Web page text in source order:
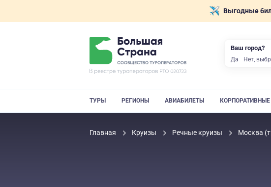
Выгодные
ТУРЫ РЕГИОНЫ АВИАБИЛЕТЫ КОРПОРАТИВНЫЕ
Главная Круизы Речные круизы Москва
Ваш город?
Да Нет,